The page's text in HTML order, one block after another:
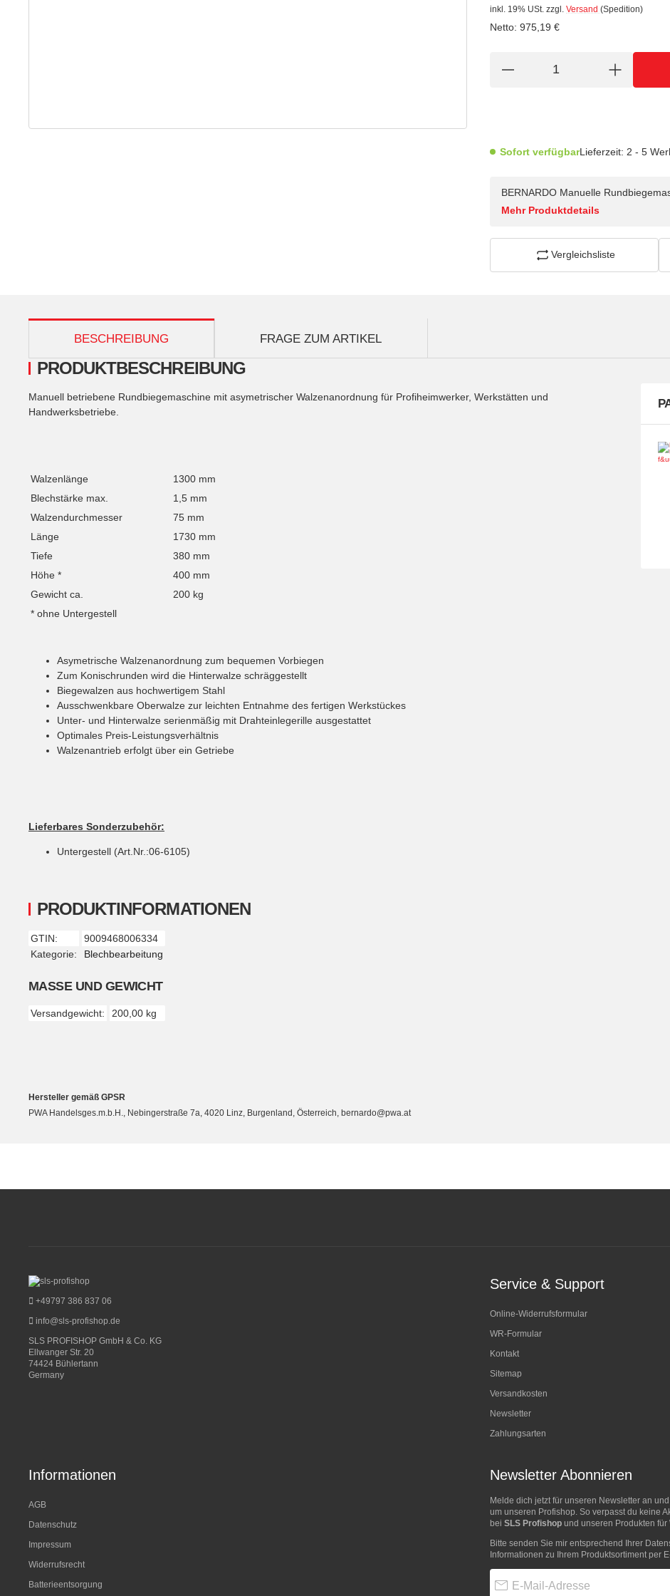
inkl. 19% USt. zzgl. Versand (Spedition)
Netto: 975,19 €
Sofort verfügbarLieferzeit: 2 - 5
BERNARDO Manuelle
Mehr Produktdetails
Vergleichsliste
weitere Registerkarten anzeigen
BESCHREIBUNG FRAGE ZUM ARTIKEL
PRODUKTINFORMATIONEN
GTIN:
9009468006334
Kategorie:
Blechbearbeitung
MASSE UND GEWICHT
Versandgewicht: 200,00 kg
PRODUKTBESCHREIBUNG
Manuell betriebene Rundbiegemaschine mit asymetrischer Walzenanordnung für Profiheimwerker, Werkstätten und
Handwerksbetriebe.
Walzenlänge
1300 mm
Blechstärke max.
1,5 mm
Walzendurchmesser
75 mm
Länge
1730 mm
Tiefe
380 mm
Höhe *
400 mm
Gewicht ca.
200 kg
* ohne Untergestell
Asymetrische Walzenanordnung zum bequemen Vorbiegen
Zum Konischrunden wird die Hinterwalze schräggestellt
Biegewalzen aus hochwertigem Stahl
Ausschwenkbare Oberwalze zur leichten Entnahme des fertigen Werkstückes
Unter- und Hinterwalze serienmäßig mit Drahteinlegerille ausgestattet
Optimales Preis-Leistungsverhältnis
Walzenantrieb erfolgt über ein Getriebe
Lieferbares Sonderzubehör:
Untergestell (Art.Nr.:06-6105)
Hersteller gemäß GPSR
PWA Handelsges.m.b.H., Nebingerstraße 7a, 4020 Linz, Burgenland, Österreich, bernardo@pwa.at
+49797 386 837 06
info@sls-profishop.de
SLS PROFISHOP GmbH & Co. KG
Ellwanger Str. 20
74424 Bühlertann
Germany
Service & Support
Online-Widerrufsformular
WR-Formular
Kontakt
Sitemap
Versandkosten
Newsletter
Zahlungsarten
Informationen
AGB
Datenschutz
Impressum
Widerrufsrecht
Batterieentsorgung
Newsletter Abonnieren
Melde dich jetzt für unseren Newsletter an
um unseren Profishop. So verpasst du keine
bei SLS Profishop und unseren Produkten für
Bitte senden Sie mir entsprechend Ihrer
Informationen zu Ihrem Produktsortiment per
E-Mail-Adresse